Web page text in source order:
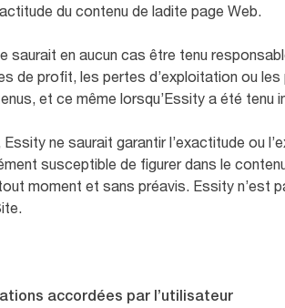
du contenu de ladite page Web.
saurait en aucun cas être tenu
de profit, les pertes d’exploitation ou
et ce même lorsqu’Essity a été tenu
Essity ne saurait garantir l’exactitude ou
susceptible de figurer dans le
moment et sans préavis. Essity n’est
accordées par l’utilisateur